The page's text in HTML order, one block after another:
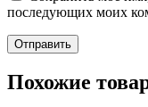
последующих моих
Похожие